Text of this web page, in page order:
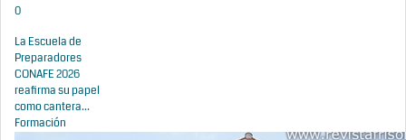
0
La Escuela de
Preparadores
CONAFE 2026
reafirma su papel
como cantera...
Formación